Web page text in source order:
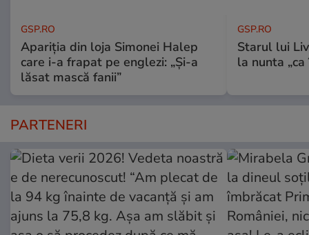
GSP.RO
Apariția din loja Simonei Halep
care i-a frapat pe englezi: „Și-a
lăsat mască fanii”
GSP.RO
Starul lui
la nunta „ca
PARTENERI